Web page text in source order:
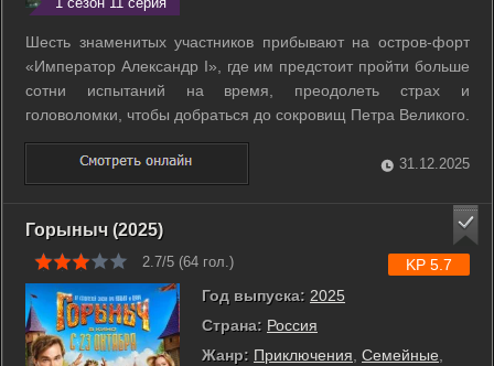
Шесть знаменитых участников прибывают на остров-форт
«Император Александр I», где им предстоит пройти больше
сотни испытаний на время, преодолеть страх и
головоломки, чтобы добраться до сокровищ Петра Великого.
Игры проходят на территории настоящего укрепления в
Кроншлоте, превращённого в рекреационную локацию. На
пути участников ждут как ...
31.12.2025
Горыныч (2025)
2.7/5 (64 гол.)
Год выпуска: 2025
Страна: Россия
Жанр: Приключения Семейные
KP 5.7